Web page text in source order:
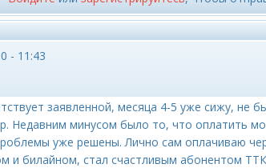
- 11:43
заявленной, месяца 4-5 уже сижу,
Недавним минусом было то, что оплатить
уже решены. Лично сам оплачиваю
и билайном, стал счастливым абонентом